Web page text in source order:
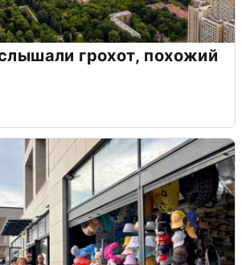
грохот, похожий